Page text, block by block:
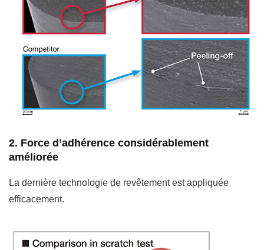
2. Force d’adhérence considérablement
améliorée
La dernière technologie de revêtement est appliquée
efficacement.